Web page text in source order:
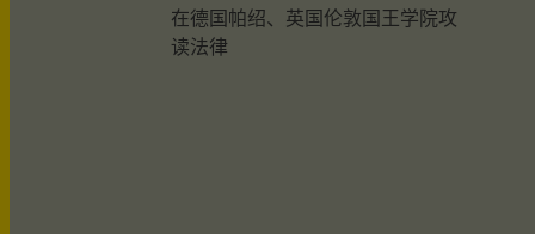
在德国帕绍、英国伦敦国王学院攻
读法律